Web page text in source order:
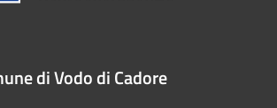
di Vodo di Cadore